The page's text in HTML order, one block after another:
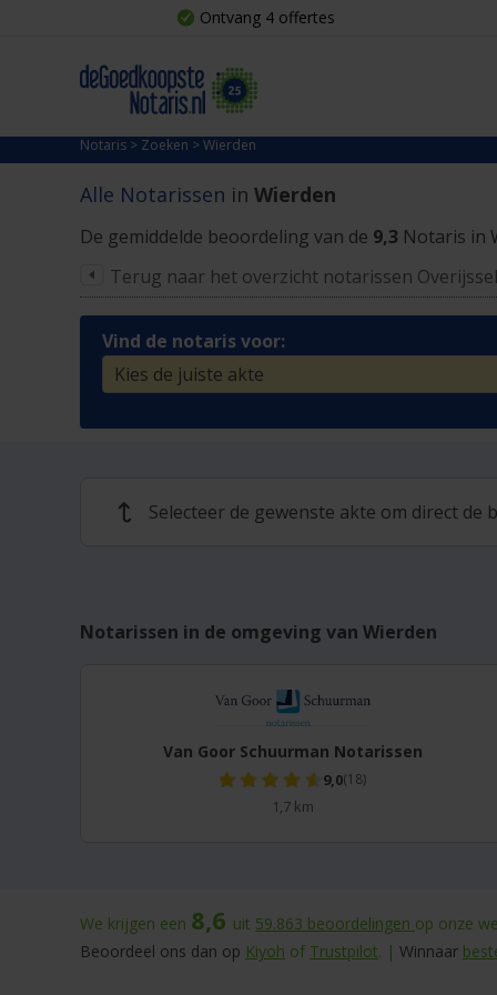
Ontvang 4 offertes
Notaris > Zoeken >Wierden
Alle Notarissen in Wierden
De gemiddelde beoordeling van de 9,3 Notaris in
Terug naar het overzicht notarissen Overijssel
Vind de notaris voor:
↩ Selecteer de gewenste akte om direct
Notarissen in de omgeving van Wierden
Van Goor Schuurman Notarissen
9,0(18)
1,7 km
We krijgen een 8,6 uit 59.863 beoordelingen op onze
Beoordeel ons dan op Kiyoh of Trustpilot. | Winnaar